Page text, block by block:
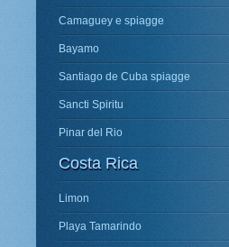
Camaguey e spiagge
Bayamo
Santiago de Cuba spiagge
Sancti Spiritu
Pinar del Rio
Costa Rica
Limon
Playa Tamarindo